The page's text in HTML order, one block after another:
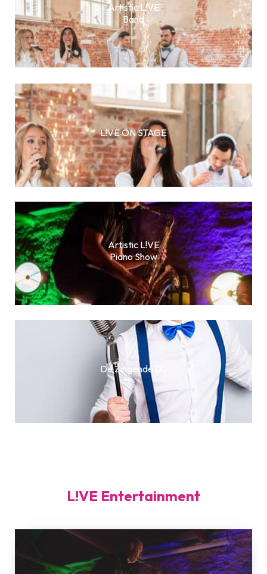
Artistic L!VE
Band
L!VE ON STAGE
Artistic L!VE
Piano Show
De Zingende DJ
L!VE Entertainment